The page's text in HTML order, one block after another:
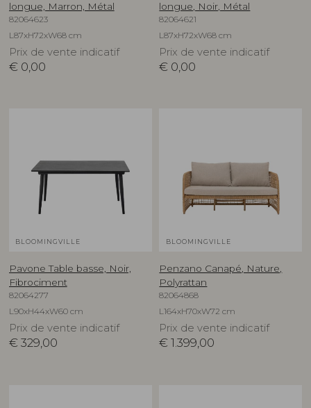
longue, Marron, Métal
82064623
L87xH72xW68 cm
Prix de vente indicatif
€ 0,00
longue, Noir, Métal
82064621
L87xH72xW68 cm
Prix de vente indicatif
€ 0,00
BLOOMINGVILLE
Pavone Table basse, Noir,
Fibrociment
82064277
L90xH44xW60 cm
Prix de vente indicatif
€ 329,00
BLOOMINGVILLE
Penzano Canapé, Nature,
Polyrattan
82064868
L164xH70xW72 cm
Prix de vente indicatif
€ 1.399,00